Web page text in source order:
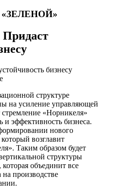
«ЗЕЛЕНОЙ»
структуре
на усиление управляющей
«Норникеля»
и эффективность бизнеса.
нового
возглавит
Таким образом будет
структуры
объединит все
производстве